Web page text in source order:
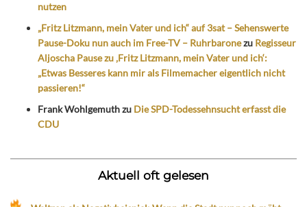
nutzen
„Fritz Litzmann, mein Vater und ich“ auf 3sat – Sehenswerte
Pause-Doku nun auch im Free-TV – Ruhrbaronezu Regisseur
Aljoscha Pause zu ‚Fritz Litzmann, mein Vater und ich‘:
„Etwas Besseres kann mir als Filmemacher eigentlich nicht
passieren!“
Frank Wohlgemuthzu Die SPD-Todessehnsucht erfasst die
CDU
Aktuell oft gelesen